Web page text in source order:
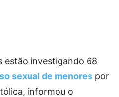
estão investigando 68
sexual de menores por
informou o